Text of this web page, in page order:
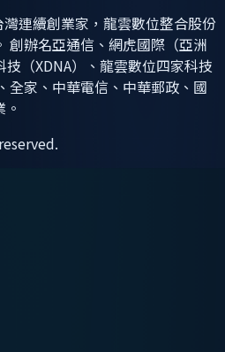
連續創業家，龍雲數位整合股份
創辦名亞通信、網虎國際（亞洲
（XDNA）、龍雲數位四家科技
全家、中華電信、中華郵政、國